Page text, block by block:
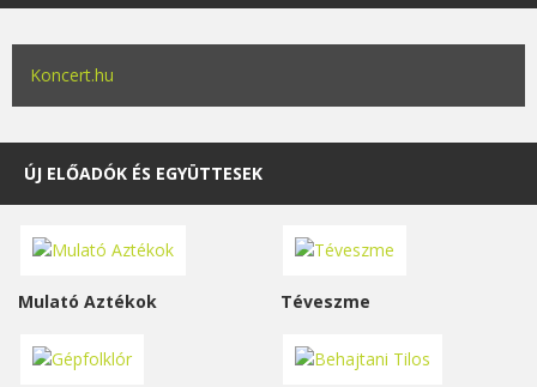
Koncert.hu
ÚJ ELŐADÓK ÉS EGYÜTTESEK
Mulató Aztékok Téveszme